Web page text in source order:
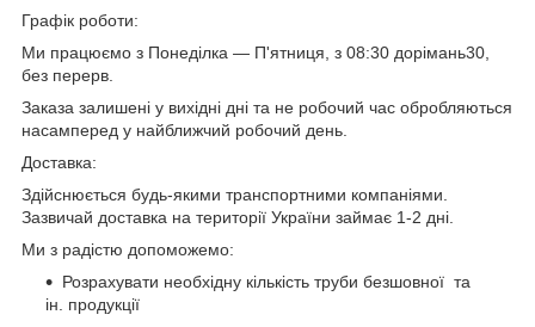
Графік роботи:
Ми працюємо з Понеділка — П'ятниця, з 08:30 дорімань30,
без перерв.
Заказа залишені у вихідні дні та не робочий час обробляються
насамперед у найближчий робочий день.
Доставка:
Здійснюється будь-якими транспортними компаніями.
Зазвичай доставка на території України займає 1-2 дні.
Ми з радістю допоможемо:
Розрахувати необхідну кількість труби безшовної та
ін. продукції